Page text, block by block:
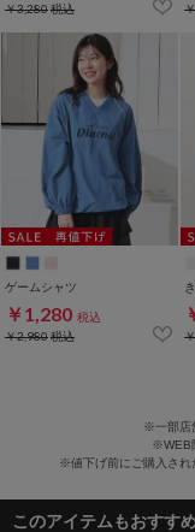
￥3,280税込
ゲームシャツ
￥1,280 税込
￥2,980税込
※一部店
※WEB
※値下げ前にご購入され
このアイテムもおすす